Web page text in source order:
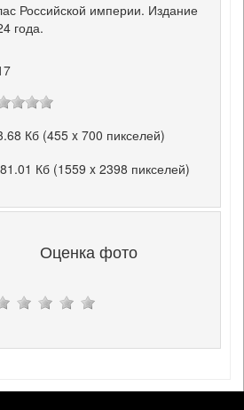
Российской империи. Издание
года.
Кб (455 x 700 пикселей)
Кб (1559 x 2398 пикселей)
Оценка фото